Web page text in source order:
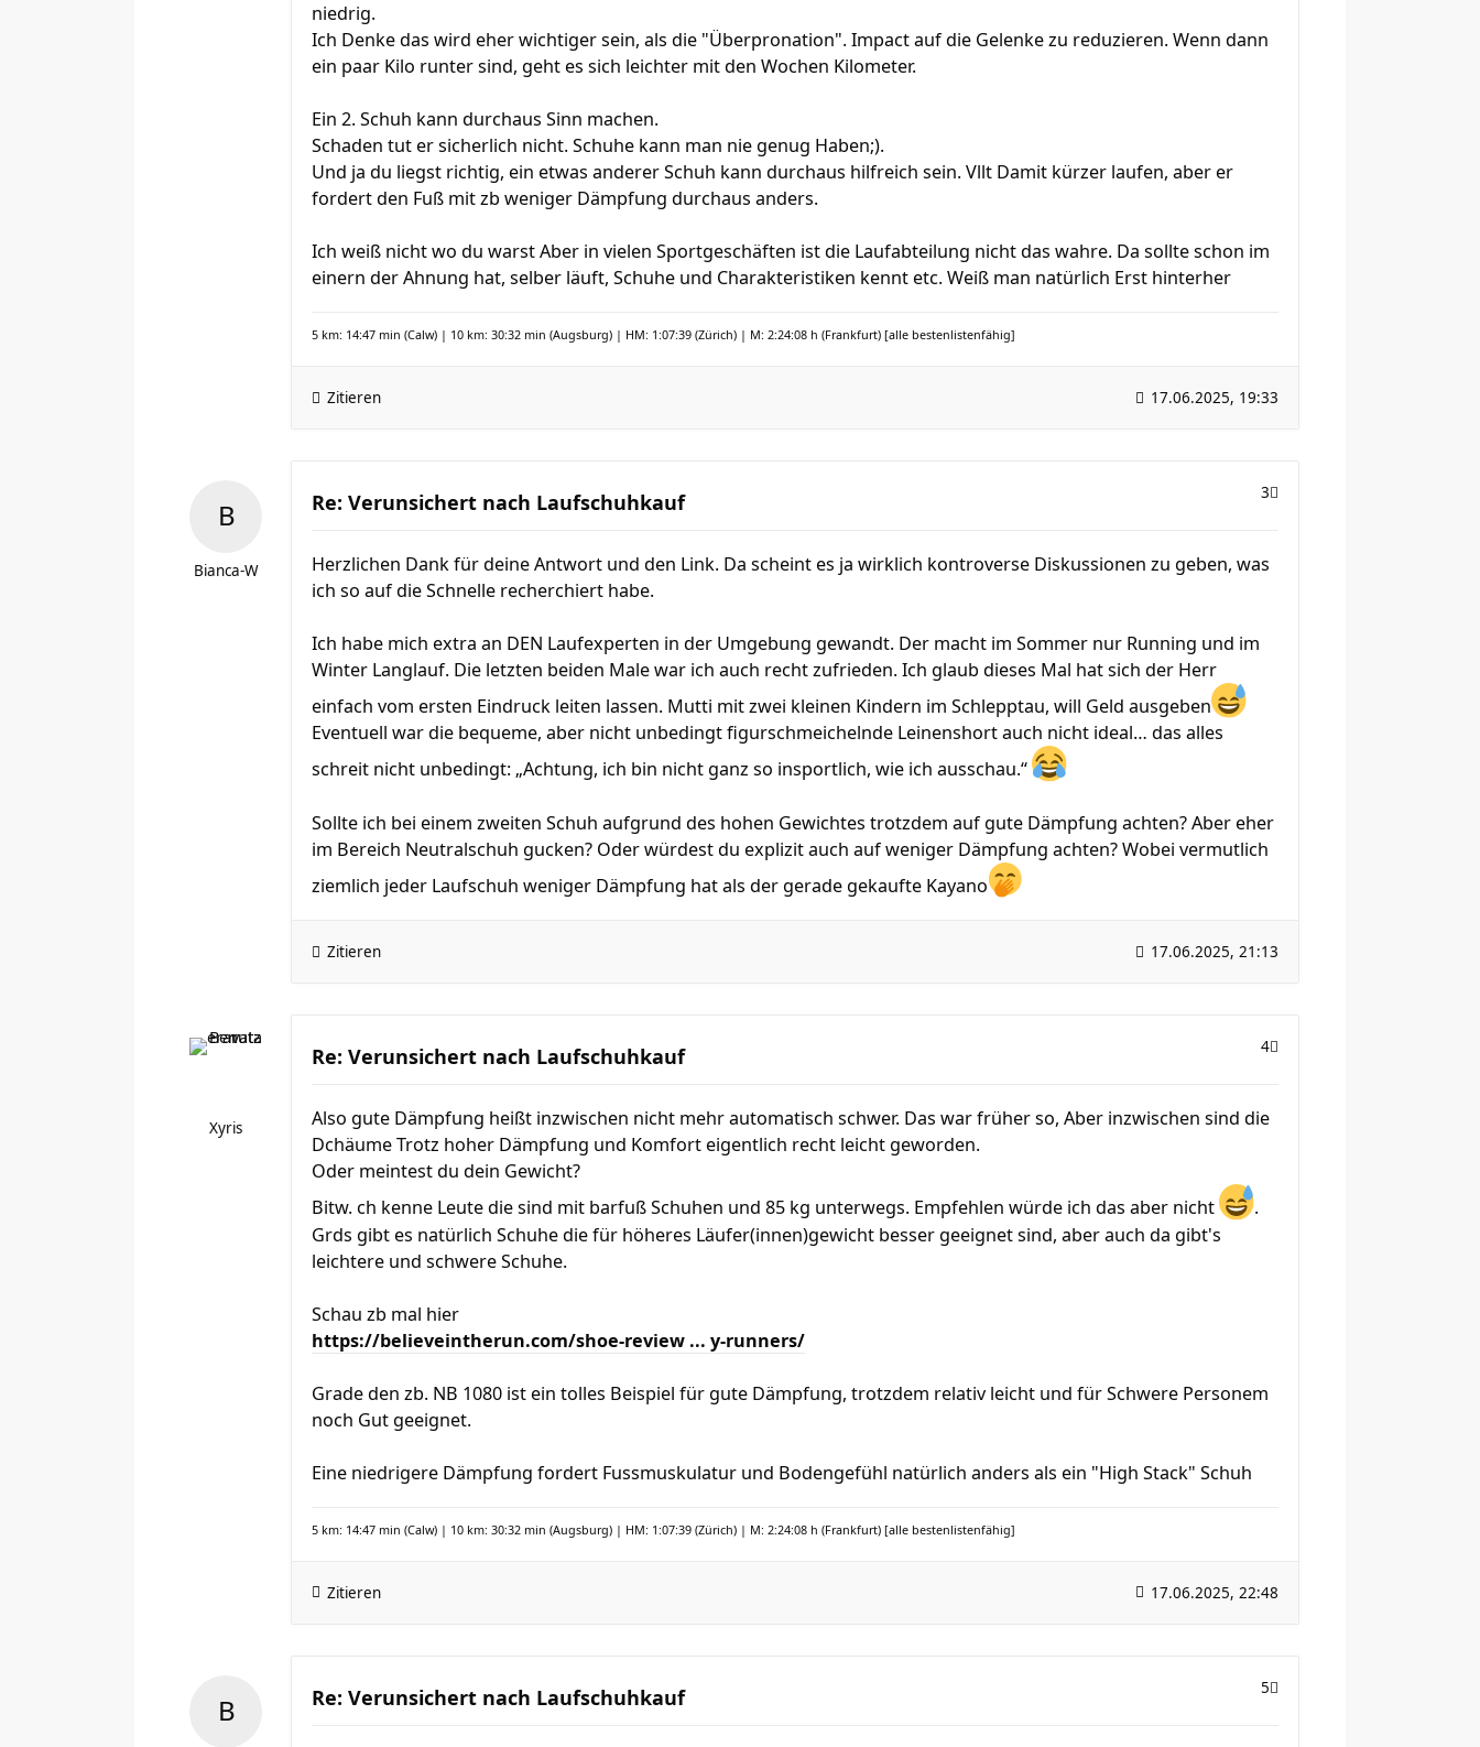
niedrig.
Ich Denke das wird eher wichtiger sein, als die "Überpronation". Impact auf die Gelenke zu reduzieren. Wenn dann
ein paar Kilo runter sind, geht es sich leichter mit den Wochen Kilometer.
Ein 2. Schuh kann durchaus Sinn machen.
Schaden tut er sicherlich nicht. Schuhe kann man nie genug Haben;).
Und ja du liegst richtig, ein etwas anderer Schuh kann durchaus hilfreich sein. Vllt Damit kürzer laufen, aber er
fordert den Fuß mit zb weniger Dämpfung durchaus anders.
Ich weiß nicht wo du warst Aber in vielen Sportgeschäften ist die Laufabteilung nicht das wahre. Da sollte schon im
einern der Ahnung hat, selber läuft, Schuhe und Charakteristiken kennt etc. Weiß man natürlich Erst hinterher
5 km: 14:47 min (Calw) | 10 km: 30:32 min (Augsburg) | HM: 1:07:39 (Zürich) | M: 2:24:08 h (Frankfurt) [alle bestenlistenfähig]
Zitieren 17.06.2025, 19:33
Bianca-W
Re: Verunsichert nach Laufschuhkauf 3
Herzlichen Dank für deine Antwort und den Link. Da scheint es ja wirklich kontroverse Diskussionen zu geben, was
ich so auf die Schnelle recherchiert habe.
Ich habe mich extra an DEN Laufexperten in der Umgebung gewandt. Der macht im Sommer nur Running und im
Winter Langlauf. Die letzten beiden Male war ich auch recht zufrieden. Ich glaub dieses Mal hat sich der Herr
einfach vom ersten Eindruck leiten lassen. Mutti mit zwei kleinen Kindern im Schlepptau, will Geld ausgeben
Eventuell war die bequeme, aber nicht unbedingt figurschmeichelnde Leinenshort auch nicht ideal… das alles
schreit nicht unbedingt: „Achtung, ich bin nicht ganz so insportlich, wie ich ausschau.“
Sollte ich bei einem zweiten Schuh aufgrund des hohen Gewichtes trotzdem auf gute Dämpfung achten? Aber eher
im Bereich Neutralschuh gucken? Oder würdest du explizit auch auf weniger Dämpfung achten? Wobei vermutlich
ziemlich jeder Laufschuh weniger Dämpfung hat als der gerade gekaufte Kayano
Zitieren 17.06.2025, 21:13
Xyris
Re: Verunsichert nach Laufschuhkauf 4
Also gute Dämpfung heißt inzwischen nicht mehr automatisch schwer. Das war früher so, Aber inzwischen sind die
Dchäume Trotz hoher Dämpfung und Komfort eigentlich recht leicht geworden.
Oder meintest du dein Gewicht?
Bitw. ch kenne Leute die sind mit barfuß Schuhen und 85 kg unterwegs. Empfehlen würde ich das aber nicht
.
Grds gibt es natürlich Schuhe die für höheres Läufer(innen)gewicht besser geeignet sind, aber auch da gibt's
leichtere und schwere Schuhe.
Schau zb mal hier
https://believeintherun.com/shoe-review ... y-runners/
Grade den zb. NB 1080 ist ein tolles Beispiel für gute Dämpfung, trotzdem relativ leicht und für Schwere Personem
noch Gut geeignet.
Eine niedrigere Dämpfung fordert Fussmuskulatur und Bodengefühl natürlich anders als ein "High Stack" Schuh
5 km: 14:47 min (Calw) | 10 km: 30:32 min (Augsburg) | HM: 1:07:39 (Zürich) | M: 2:24:08 h (Frankfurt) [alle bestenlistenfähig]
Zitieren 17.06.2025, 22:48
Re: Verunsichert nach Laufschuhkauf 5